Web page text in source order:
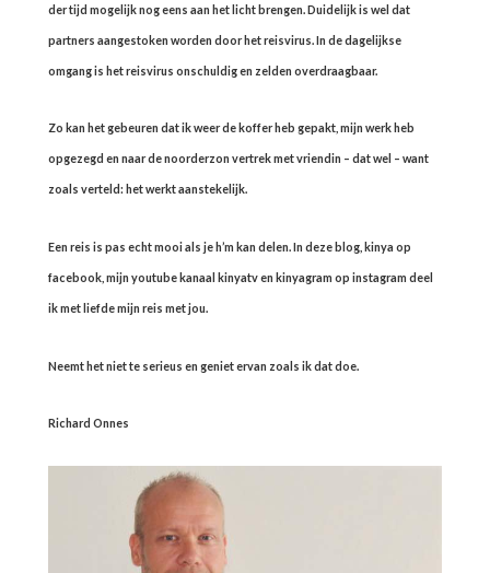
der tijd mogelijk nog eens aan het licht brengen. Duidelijk is wel dat
partners aangestoken worden door het reisvirus. In de dagelijkse
omgang is het reisvirus onschuldig en zelden overdraagbaar.
Zo kan het gebeuren dat ik weer de koffer heb gepakt, mijn werk heb
opgezegd en naar de noorderzon vertrek met vriendin – dat wel – want
zoals verteld: het werkt aanstekelijk.
Een reis is pas echt mooi als je h’m kan delen. In deze blog, kinya op
facebook, mijn youtube kanaal kinyatv en kinyagram op instagram deel
ik met liefde mijn reis met jou.
Neemt het niet te serieus en geniet ervan zoals ik dat doe.
Richard Onnes